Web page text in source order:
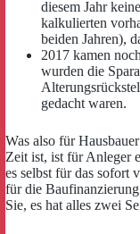
diesem Jahr
kalkulierten
beiden Jahren),
2017 kamen
wurden die
gedacht waren.
Was also für
Zeit ist, ist für Anleger
es selbst für das sofort
für die
Sie, es hat alles zwei